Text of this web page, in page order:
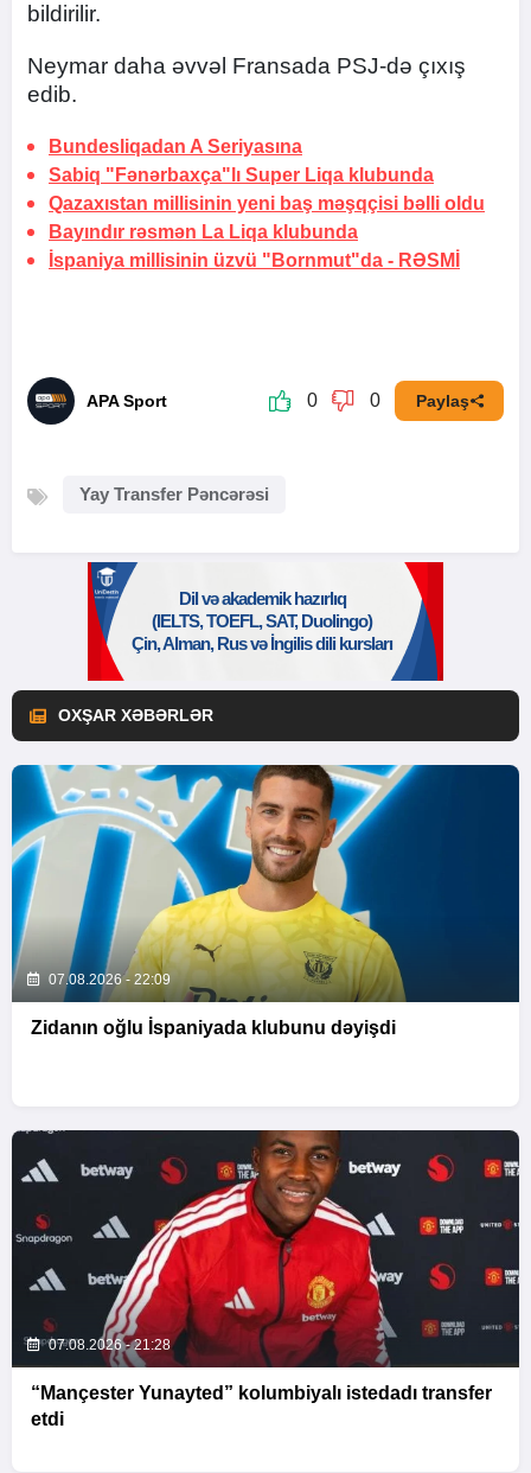
bildirilir.
Neymar daha əvvəl Fransada PSJ-də çıxış
edib.
Bundesliqadan A Seriyasına
Sabiq "Fənərbaxça"lı Super Liqa klubunda
Qazaxıstan millisinin yeni baş məşqçisi bəlli oldu
Bayındır rəsmən La Liqa klubunda
İspaniya millisinin üzvü "Bornmut"da - RƏSMİ
APA Sport 0 0 Paylaş
Yay Transfer Pəncərəsi
OXŞAR XƏBƏRLƏR
07.08.2026 - 22:09
Zidanın oğlu İspaniyada klubunu dəyişdi
07.08.2026 - 21:28
“Mançester Yunayted” kolumbiyalı istedadı transfer
etdi